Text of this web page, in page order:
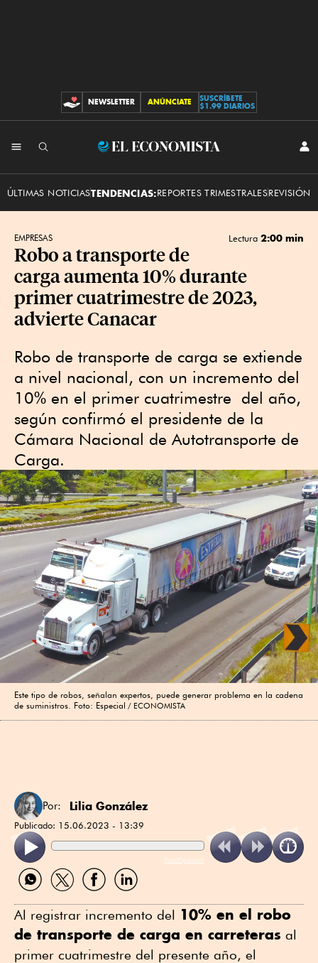
CONTRIBUCIONES
NEWSLETTER ANÚNCIATE
SUSCRÍBETE
$1.99 DIARIOS
El
ÚLTIMAS NOTICIASTENDENCIAS:REPORTES TRIMESTRALESREVISIÓN
EMPRESAS Lectura 2:00 min
Robo a transporte de
carga aumenta 10% durante
primer cuatrimestre de 2023,
advierte Canacar
Robo de transporte de carga se extiende
a nivel nacional, con un incremento del
10% en el primer cuatrimestre del año,
según confirmó el presidente de la
Cámara Nacional de Autotransporte de
Carga.
Este tipo de robos, señalan expertos, puede generar problema en la cadena
de suministros. Foto: Especial
ECONOMISTA
Por: Lilia González
Publicado: 15.06.2023 - 13:39
ReadSpeaker
Compartir
por
Compartir
por
Compartir
por
Compartir
por
Al registrar incremento del 10% en el robo
de transporte de carga en carreteras al
primer cuatrimestre del presente año, el